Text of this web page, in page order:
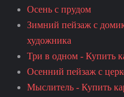
Осень с прудом
Зимний пейзаж с
художника
Три в одном - Купить
Осенний пейзаж с
Мыслитель - Купить